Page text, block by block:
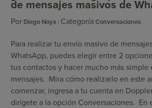
de mensajes masivos de
Por Diego Noya Categoría Conversaciones
Para realizar tu envío masivo de
WhatsApp, puedes elegir entre 2
tus contactos y hacer mucho más simple
mensajes. Mira cómo realizarlo en este
comenzar, ingresa a tu cuenta en
dirígete a la opción Conversaciones. En